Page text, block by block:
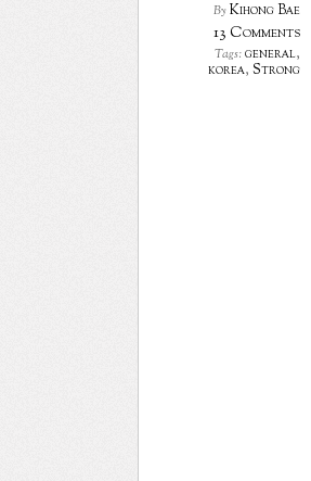
ByKihong Bae
13 Comments
Tags:general,
korea, Strong